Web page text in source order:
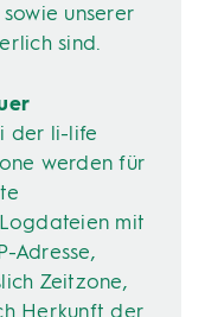
unserer
sind.
der li-life
werden für
mit
Adresse,
Zeitzone,
Herkunft der